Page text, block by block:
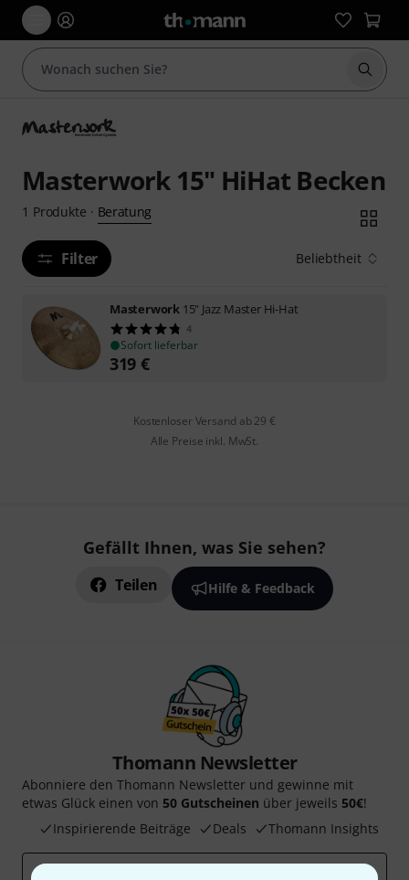
Suche
Masterwork 15" HiHat Becken
1 Produkte · Beratung
Filter Beliebtheit
Masterwork 15" Jazz Master Hi-Hat
4
Sofort lieferbar
319 €
Kostenloser Versand ab 29 €
Alle Preise inkl. MwSt.
Gefällt Ihnen, was Sie sehen?
Teilen Hilfe & Feedback
Thomann Newsletter
Abonniere den Thomann Newsletter und gewinne mit
etwas Glück einen von 50 Gutscheinen über jeweils 50€!
Inspirierende Beiträge
Deals Thomann Insights